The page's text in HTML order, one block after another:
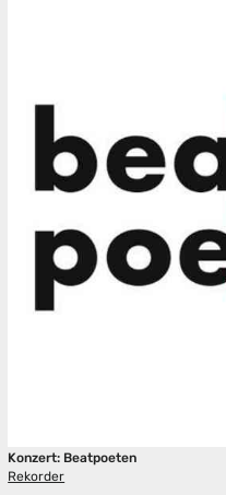
Konzert: Beatpoeten
Rekorder